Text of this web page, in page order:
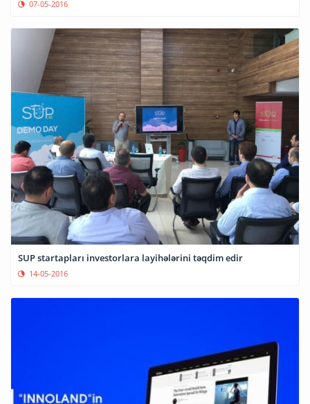
07-05-2016
SUP startapları investorlara layihələrini təqdim edir
14-05-2016